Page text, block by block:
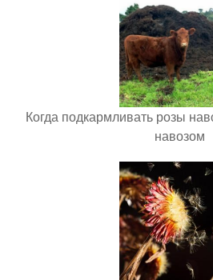
Когда подкармливать розы
навозом